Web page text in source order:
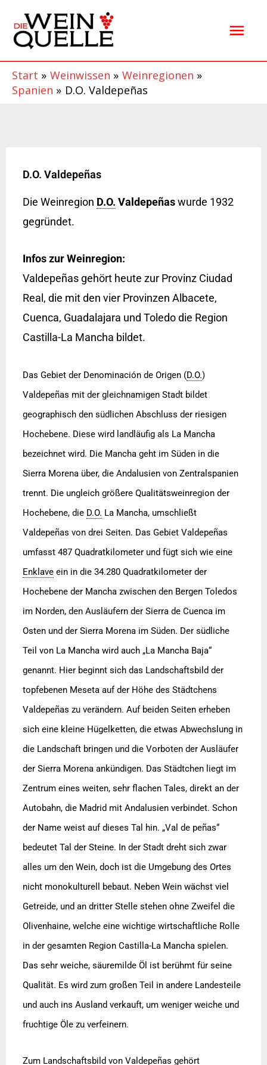
Inhalt
springen
Start Weinwissen
Weinregionen
Spanien
D.O. Valdepeñas
D.O. Valdepeñas
Die Weinregion D.O. Valdepeñaswurde 1932
gegründet.
Infos zur Weinregion:
Valdepeñas gehört heute zur Provinz Ciudad
Real, die mit den vier Provinzen Albacete,
Cuenca, Guadalajara und Toledo die Region
Castilla-La Mancha bildet.
Das Gebiet der Denominación de Origen (D.O.)
Valdepeñas mit der gleichnamigen Stadt bildet
geographisch den südlichen Abschluss der riesigen
Hochebene. Diese wird landläufig als La Mancha
bezeichnet wird. Die Mancha geht im Süden in die
Sierra Morena über, die Andalusien von Zentralspanien
trennt. Die ungleich größere Qualitätsweinregion der
Hochebene, die D.O. La Mancha, umschließt
Valdepeñas von drei Seiten. Das Gebiet Valdepeñas
umfasst 487 Quadratkilometer und fügt sich wie eine
Enklaveein in die 34.280 Quadratkilometer der
Hochebene der Mancha zwischen den Bergen Toledos
im Norden, den Ausläufern der Sierra de Cuenca im
Osten und der Sierra Morena im Süden. Der südliche
Teil von La Mancha wird auch „La Mancha Baja“
genannt. Hier beginnt sich das Landschaftsbild der
topfebenen Meseta auf der Höhe des Städtchens
Valdepeñas zu verändern. Auf beiden Seiten erheben
sich eine kleine Hügelketten, die etwas Abwechslung in
die Landschaft bringen und die Vorboten der Ausläufer
der Sierra Morena ankündigen. Das Städtchen liegt im
Zentrum eines weiten, sehr flachen Tales, direkt an der
Autobahn, die Madrid mit Andalusien verbindet. Schon
der Name weist auf dieses Tal hin. „Val de peñas“
bedeutet Tal der Steine. In der Stadt dreht sich zwar
alles um den Wein, doch ist die Umgebung des Ortes
nicht monokulturell bebaut. Neben Wein wächst viel
Getreide, und an dritter Stelle stehen ohne Zweifel die
Olivenhaine, welche eine wichtige wirtschaftliche Rolle
in der gesamten Region Castilla-La Mancha spielen.
Das sehr weiche, säuremilde Öl ist berühmt für seine
Qualität. Es wird zum großen Teil in andere Landesteile
und auch ins Ausland verkauft, um weniger weiche und
fruchtige Öle zu verfeinern.
Zum Landschaftsbild von Valdepeñas gehört